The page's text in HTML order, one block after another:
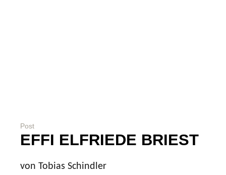
Post
EFFI ELFRIEDE BRIEST
von Tobias Schindler